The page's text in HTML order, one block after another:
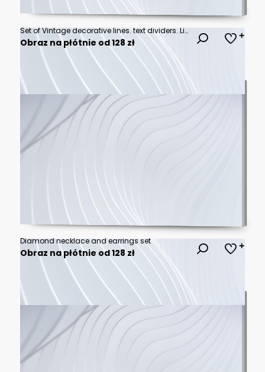
Set of Vintage decorative lines. text dividers. Line border. Line separators, Borders, Vintage dividers, Underline elements. Vector illustration
Obraz na płótnie od 128 zł
Diamond necklace and earrings set
Obraz na płótnie od 128 zł